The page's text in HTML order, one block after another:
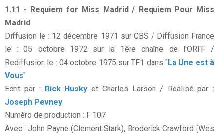
1.11 - Requiem for Miss Madrid / Requiem Pour Miss
Madrid
Diffusion le : 12 décembre 1971 sur CBS / Diffusion France
le : 05 octobre 1972 sur la 1ère chaîne de l'ORTF /
Rediffusion le : 04 octobre 1975 sur TF1 dans "La Une est à
Vous"
Ecrit par : Rick Husky et Charles Larson / Réalisé par :
Joseph Pevney
Numéro de production : F 107
Avec : John Payne (Clement Stark), Broderick Crawford (Wes